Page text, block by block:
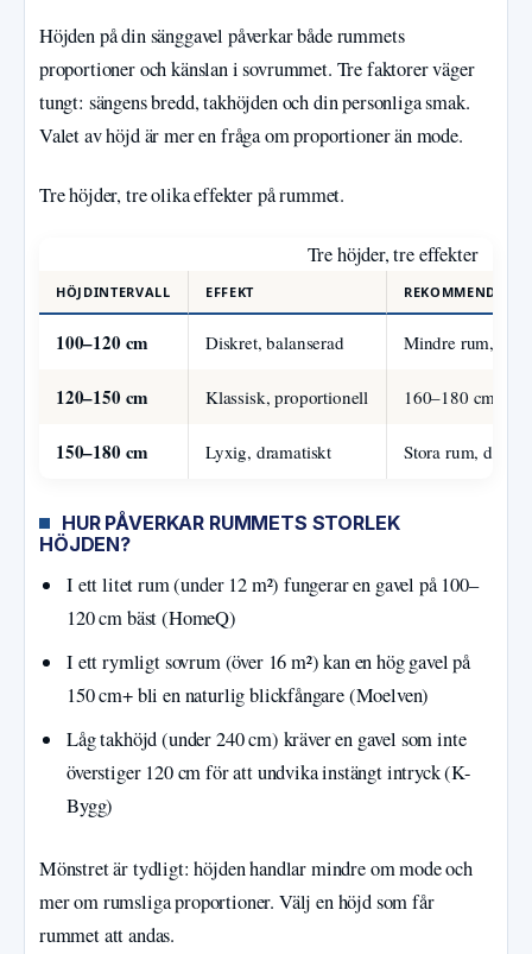
Höjden på din sänggavel påverkar både rummets
proportioner och känslan i sovrummet. Tre faktorer väger
tungt: sängens bredd, takhöjden och din personliga smak.
Valet av höjd är mer en fråga om proportioner än mode.
Tre höjder, tre olika effekter på rummet.
Tre höjder, tre effekter
HÖJDINTERVALL EFFEKT
100–120 cm Diskret, balanserad Mindre rum, 120
120–150 cm Klassisk, proportionell 160–180 cm
150–180 cm Lyxig, dramatiskt Stora rum,
HUR PÅVERKAR RUMMETS STORLEK
HÖJDEN?
I ett litet rum (under 12 m²) fungerar en gavel på 100–
120 cm bäst (HomeQ)
I ett rymligt sovrum (över 16 m²) kan en hög gavel på
150 cm+ bli en naturlig blickfångare (Moelven)
Låg takhöjd (under 240 cm) kräver en gavel som inte
överstiger 120 cm för att undvika instängt intryck (K-
Bygg)
Mönstret är tydligt: höjden handlar mindre om mode och
mer om rumsliga proportioner. Välj en höjd som får
rummet att andas.